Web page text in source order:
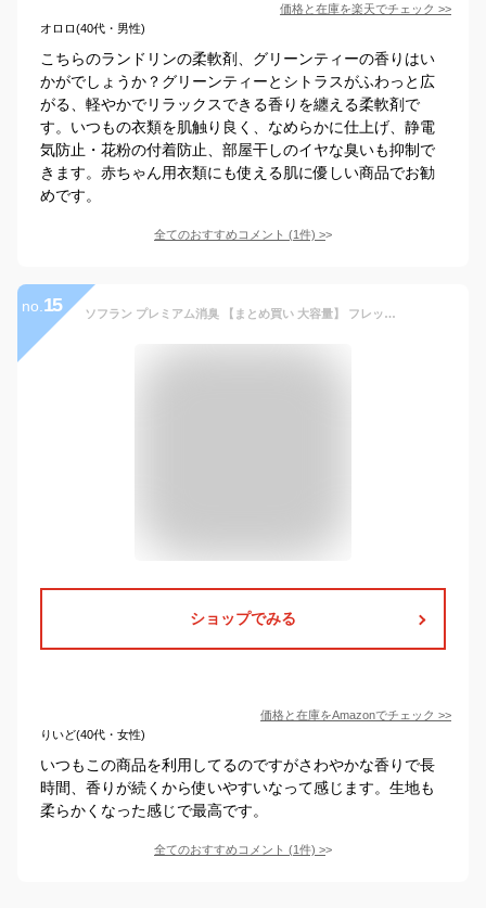
価格と在庫を楽天でチェック >>
オロロ(40代・男性)
こちらのランドリンの柔軟剤、グリーンティーの香りはい
かがでしょうか？グリーンティーとシトラスがふわっと広
がる、軽やかでリラックスできる香りを纏える柔軟剤で
す。いつもの衣類を肌触り良く、なめらかに仕上げ、静電
気防止・花粉の付着防止、部屋干しのイヤな臭いも抑制で
きます。赤ちゃん用衣類にも使える肌に優しい商品でお勧
めです。
全てのおすすめコメント (1件) >
no. 15 ソフラン プレミアム消臭 【まとめ買い 大容量】 フレッシュグリーンアロマの香り 柔軟剤 本体 550ml+詰め替え 特大1260ml
ショップでみる
価格と在庫をAmazonでチェック >>
りいど(40代・女性)
いつもこの商品を利用してるのですがさわやかな香りで長
時間、香りが続くから使いやすいなって感じます。生地も
柔らかくなった感じで最高です。
全てのおすすめコメント (1件) >